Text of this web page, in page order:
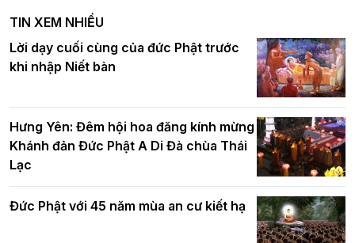
nghiêm tác pháp Tiền an cư PL.2570 –
DL.2026
chúc mừng Phật đản BTS GHPGVN TP.
Hà Nội
Hơn 5.000 người tham dự diễu hành,
Ban Hoằng pháp TƯ tổ chức Khóa tu
Báo hiếu Online một ngày (Sáng
15/8/2021)
Tinh thần yêu nước của Phật giáo
TIN XEM NHIỀU
Lời dạy cuối cùng của đức Phật trước
khi nhập Niết bàn
Hưng Yên: Đêm hội hoa đăng kính mừng
Khánh đản Đức Phật A Di Đà chùa Thái
Lạc
Đức Phật với 45 năm mùa an cư kiết hạ